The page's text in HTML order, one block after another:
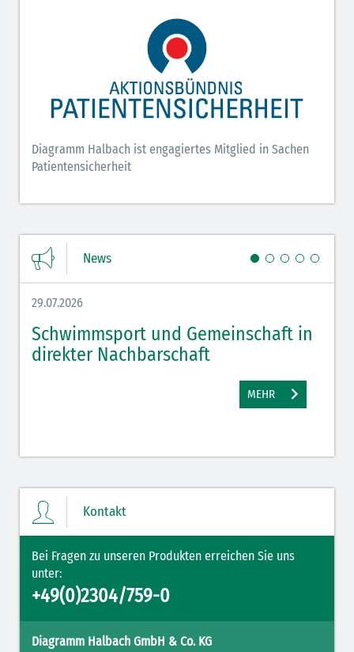
Diagramm Halbach ist engagiertes Mitglied in Sachen
Patientensicherheit
News
29.07.2026
Schwimmsport und Gemeinschaft in
direkter Nachbarschaft
MEHR
Kontakt
Bei Fragen zu unseren Produkten erreichen Sie uns
unter:
+49(0)2304/759-0
Diagramm Halbach GmbH & Co. KG